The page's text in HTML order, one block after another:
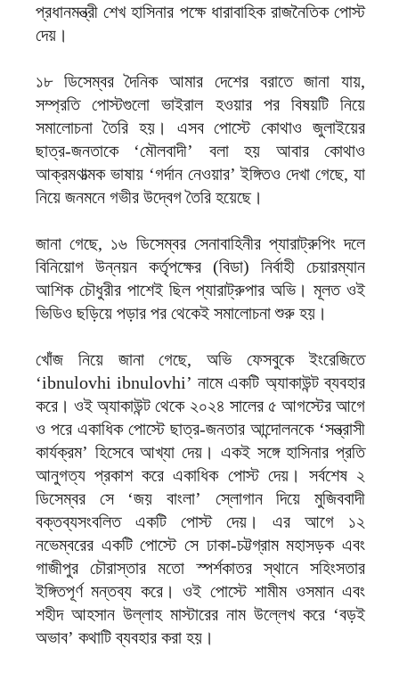
প্রধানমন্ত্রী শেখ হাসিনার পক্ষে ধারাবাহিক রাজনৈতিক পোস্ট
দেয়।
১৮ ডিসেম্বর দৈনিক আমার দেশের বরাতে জানা যায়,
সম্প্রতি পোস্টগুলো ভাইরাল হওয়ার পর বিষয়টি নিয়ে
সমালোচনা তৈরি হয়। এসব পোস্টে কোথাও জুলাইয়ের
ছাত্র-জনতাকে ‘মৌলবাদী’ বলা হয় আবার কোথাও
আক্রমণাত্মক ভাষায় ‘গর্দান নেওয়ার’ ইঙ্গিতও দেখা গেছে, যা
নিয়ে জনমনে গভীর উদ্বেগ তৈরি হয়েছে।
জানা গেছে, ১৬ ডিসেম্বর সেনাবাহিনীর প্যারাট্রুপিং দলে
বিনিয়োগ উন্নয়ন কর্তৃপক্ষের (বিডা) নির্বাহী চেয়ারম্যান
আশিক চৌধুরীর পাশেই ছিল প্যারাট্রুপার অভি। মূলত ওই
ভিডিও ছড়িয়ে পড়ার পর থেকেই সমালোচনা শুরু হয়।
খোঁজ নিয়ে জানা গেছে, অভি ফেসবুকে ইংরেজিতে
‘ibnulovhi ibnulovhi’ নামে একটি অ্যাকাউন্ট ব্যবহার
করে। ওই অ্যাকাউন্ট থেকে ২০২৪ সালের ৫ আগস্টের আগে
ও পরে একাধিক পোস্টে ছাত্র-জনতার আন্দোলনকে ‘সন্ত্রাসী
কার্যক্রম’ হিসেবে আখ্যা দেয়। একই সঙ্গে হাসিনার প্রতি
আনুগত্য প্রকাশ করে একাধিক পোস্ট দেয়। সর্বশেষ ২
ডিসেম্বর সে ‘জয় বাংলা’ স্লোগান দিয়ে মুজিববাদী
বক্তব্যসংবলিত একটি পোস্ট দেয়। এর আগে ১২
নভেম্বরের একটি পোস্টে সে ঢাকা-চট্টগ্রাম মহাসড়ক এবং
গাজীপুর চৌরাস্তার মতো স্পর্শকাতর স্থানে সহিংসতার
ইঙ্গিতপূর্ণ মন্তব্য করে। ওই পোস্টে শামীম ওসমান এবং
শহীদ আহসান উল্লাহ মাস্টারের নাম উল্লেখ করে ‘বড়ই
অভাব’ কথাটি ব্যবহার করা হয়।